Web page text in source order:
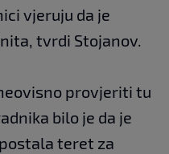
vjeruju da je
tvrdi Stojanov.
provjeriti tu
bilo je da je
teret za